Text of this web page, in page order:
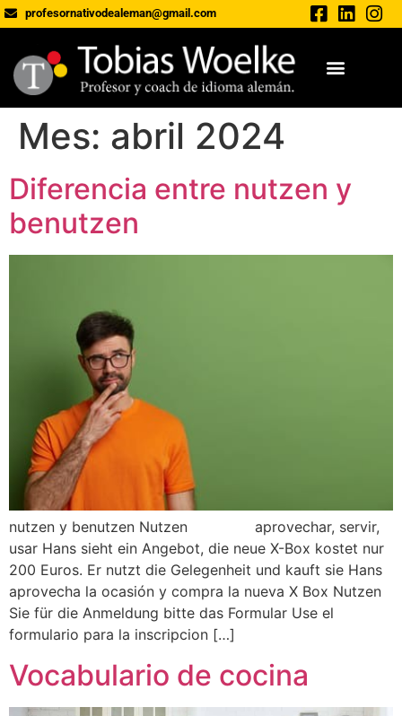
profesornativodealeman@gmail.com
Mes: abril 2024
Diferencia entre nutzen y
benutzen
nutzen y benutzen Nutzen aprovechar, servir,
usar Hans sieht ein Angebot, die neue X-Box kostet nur
200 Euros. Er nutzt die Gelegenheit und kauft sie Hans
aprovecha la ocasión y compra la nueva X Box Nutzen
Sie für die Anmeldung bitte das Formular Use el
formulario para la inscripcion […]
Vocabulario de cocina